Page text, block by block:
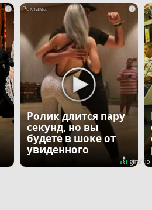
i i
Ролик длится пару
секунд, но вы
будете в шоке от
увиденного